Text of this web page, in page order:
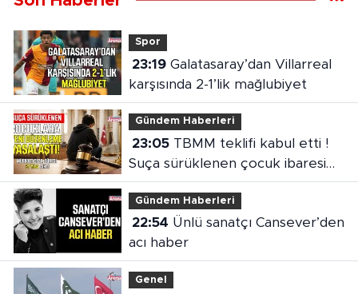
Spor
23:19Galatasaray’dan Villarreal
karşısında 2-1’lik mağlubiyet
Gündem Haberleri
23:05TBMM teklifi kabul etti !
Suça sürüklenen çocuk ibaresi
değişti
Gündem Haberleri
22:54
acı haber
Genel